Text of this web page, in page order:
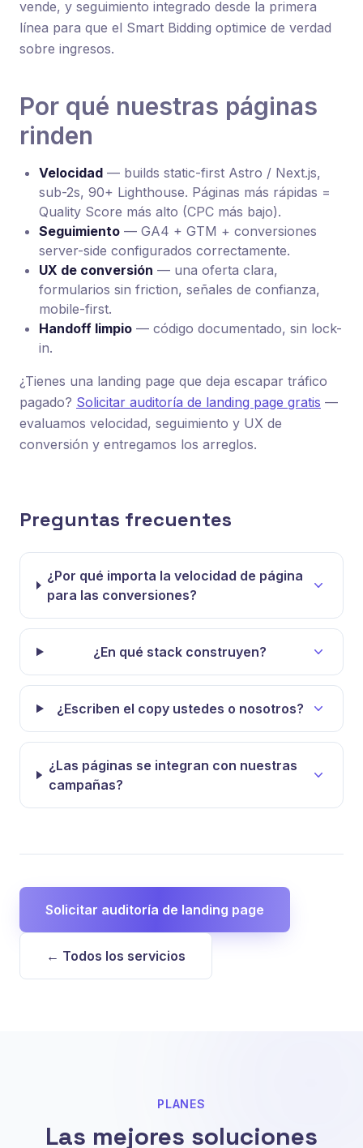
vende, y seguimiento integrado desde la primera
línea para que el Smart Bidding optimice de verdad
sobre ingresos.
Por qué nuestras páginas
rinden
Velocidad — builds static-first Astro / Next.js,
sub-2s, 90+ Lighthouse. Páginas más rápidas =
Quality Score más alto (CPC más bajo).
Seguimiento — GA4 + GTM + conversiones
server-side configurados correctamente.
UX de conversión — una oferta clara,
formularios sin friction, señales de confianza,
mobile-first.
Handoff limpio — código documentado, sin lock-
in.
¿Tienes una landing page que deja escapar tráfico
pagado? Solicitar auditoría de landing page gratis —
evaluamos velocidad, seguimiento y UX de
conversión y entregamos los arreglos.
Preguntas frecuentes
¿Por qué importa la velocidad de página
para las conversiones?
¿En qué stack construyen?
¿Escriben el copy ustedes o nosotros?
¿Las páginas se integran con nuestras
campañas?
Solicitar auditoría de landing page
← Todos los servicios
PLANES
Las mejores soluciones